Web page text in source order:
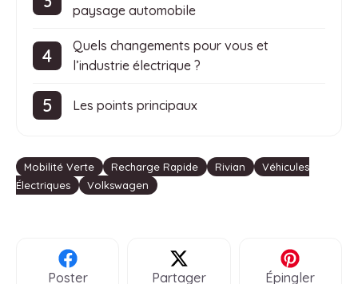
paysage automobile
Quels changements pour vous et
l’industrie électrique ?
Les points principaux
Étiquettes
Mobilité Verte Recharge Rapide Rivian
Véhicules
Électriques
Volkswagen
Poster Partager Épingler